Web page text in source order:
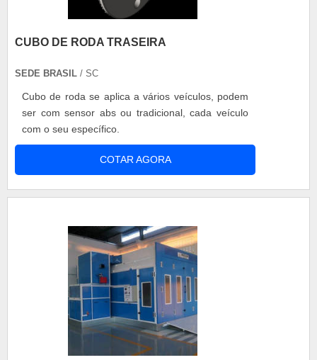
CUBO DE RODA TRASEIRA
SEDE BRASIL / SC
Cubo de roda se aplica a vários veículos, podem
ser com sensor abs ou tradicional, cada veículo
com o seu específico.
COTAR AGORA